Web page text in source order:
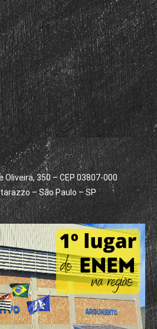
Oliveira, 350 – CEP 03807-000
– São Paulo – SP